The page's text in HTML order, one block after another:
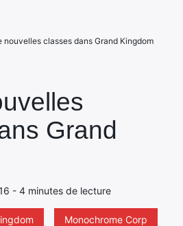
Grand
- 4 minutes de lecture
Monochrome Corp
nouvelles classes dans Grand Kingdom